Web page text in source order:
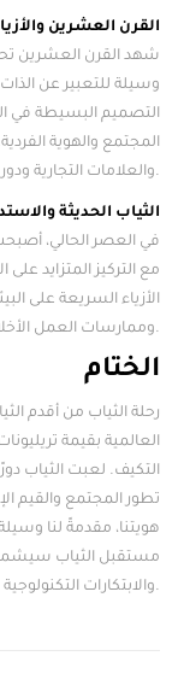
القرن العشرين
شهد القرن العشرين
التصميم البسيطة في
المجتمع والهوية
والعلامات التجارية ودور الأزياء أسماءً معروفة.
الثياب الحديثة
في العصر الحالي،
مع التركيز المتزايد
الأزياء السريعة على
وممارسات العمل الأخلاقي، ومزيد من الوعي في مجال الاستهلاك.
الختام
رحلة الثياب من أقدم
العالمية بقيمة
التكيف. لعبت الثياب
تطور المجتمع والقيم
هويتنا، مقدمةً لنا
مستقبل الثياب سيشمل
والابتكارات التكنولوجية واستكشاف مستمر لأسلوب وهوية الفرد.